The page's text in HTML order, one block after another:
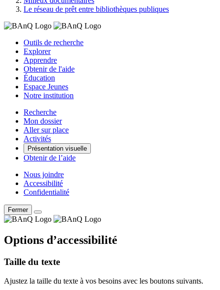
Le réseau de prêt entre bibliothèques publiques
Outils de recherche
Explorer
Apprendre
Obtenir de l'aide
Éducation
Espace Jeunes
Notre institution
Recherche
Mon dossier
Aller sur place
Activités
Présentation visuelle
Obtenir de l’aide
Nous joindre
Accessibilité
Confidentialité
Fermer
Options d’accessibilité
Taille du texte
Ajustez la taille du texte à vos besoins avec les boutons suivants.